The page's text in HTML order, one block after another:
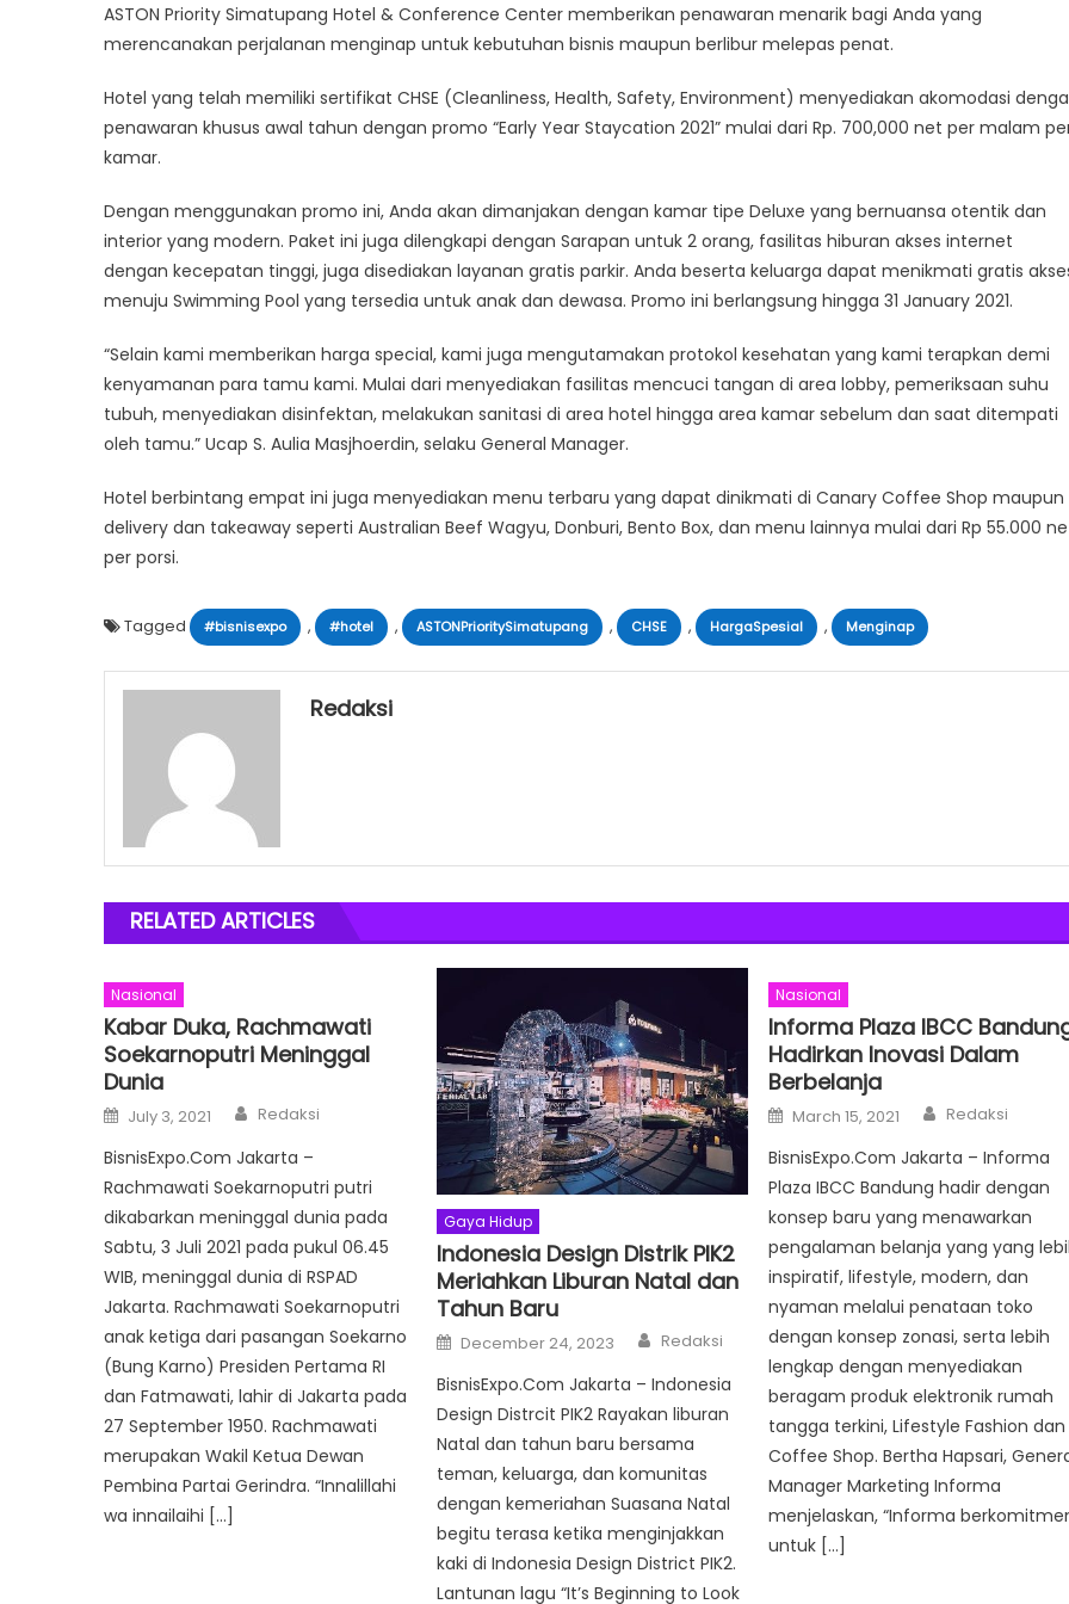
Hotel
Berikan
Menginap
Aman
Dengan
Harga
Spesial
ASTON Priority Simatupang Hotel & Conference Center memberikan penawaran menarik bagi Anda yang
merencanakan perjalanan menginap untuk kebutuhan bisnis maupun berlibur melepas penat.
Hotel yang telah memiliki sertifikat CHSE (Cleanliness, Health, Safety, Environment) menyediakan akomodasi
penawaran khusus awal tahun dengan promo “Early Year Staycation 2021” mulai dari Rp. 700,000 net per malam
kamar.
Dengan menggunakan promo ini, Anda akan dimanjakan dengan kamar tipe Deluxe yang bernuansa otentik dan
interior yang modern. Paket ini juga dilengkapi dengan Sarapan untuk 2 orang, fasilitas hiburan akses internet
dengan kecepatan tinggi, juga disediakan layanan gratis parkir. Anda beserta keluarga dapat menikmati gratis
menuju Swimming Pool yang tersedia untuk anak dan dewasa. Promo ini berlangsung hingga 31 January 2021.
“Selain kami memberikan harga special, kami juga mengutamakan protokol kesehatan yang kami terapkan demi
kenyamanan para tamu kami. Mulai dari menyediakan fasilitas mencuci tangan di area lobby, pemeriksaan suhu
tubuh, menyediakan disinfektan, melakukan sanitasi di area hotel hingga area kamar sebelum dan saat ditempati
oleh tamu.” Ucap S. Aulia Masjhoerdin, selaku General Manager.
Hotel berbintang empat ini juga menyediakan menu terbaru yang dapat dinikmati di Canary Coffee Shop maupun
delivery dan takeaway seperti Australian Beef Wagyu, Donburi, Bento Box, dan menu lainnya mulai dari Rp 55.000
per porsi.
Tagged #bisnisexpo , #hotel , ASTONPrioritySimatupang , CHSE , HargaSpesial , Menginap
Redaksi
RELATED ARTICLES
Nasional
Kabar Duka, Rachmawati
Soekarnoputri Meninggal
Dunia
Posted
on
July 3, 2021 Author
Redaksi
BisnisExpo.Com Jakarta –
Rachmawati Soekarnoputri putri
dikabarkan meninggal dunia pada
Sabtu, 3 Juli 2021 pada pukul 06.45
WIB, meninggal dunia di RSPAD
Jakarta. Rachmawati Soekarnoputri
anak ketiga dari pasangan Soekarno
(Bung Karno) Presiden Pertama RI
dan Fatmawati, lahir di Jakarta pada
27 September 1950. Rachmawati
merupakan Wakil Ketua Dewan
Pembina Partai Gerindra. “Innalillahi
wa innailaihi […]
Gaya Hidup
Indonesia Design Distrik PIK2
Meriahkan Liburan Natal dan
Tahun Baru
Posted
on
December 24, 2023 Author
Redaksi
BisnisExpo.Com Jakarta – Indonesia
Design Distrcit PIK2 Rayakan liburan
Natal dan tahun baru bersama
teman, keluarga, dan komunitas
dengan kemeriahan Suasana Natal
begitu terasa ketika menginjakkan
kaki di Indonesia Design District PIK2.
Lantunan lagu “It’s Beginning to Look
Nasional
Informa Plaza IBCC
Hadirkan Inovasi Dalam
Berbelanja
Posted
on
March 15, 2021 Author
Redaksi
BisnisExpo.Com Jakarta – Informa
Plaza IBCC Bandung hadir dengan
konsep baru yang menawarkan
pengalaman belanja yang yang
inspiratif, lifestyle, modern, dan
nyaman melalui penataan toko
dengan konsep zonasi, serta lebih
lengkap dengan menyediakan
beragam produk elektronik rumah
tangga terkini, Lifestyle Fashion dan
Coffee Shop. Bertha Hapsari,
Manager Marketing Informa
menjelaskan, “Informa
untuk […]